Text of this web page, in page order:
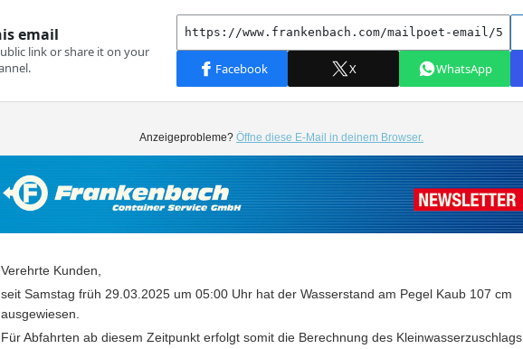
Anzeigeprobleme? Öffne diese E-Mail in deinem Browser.
Verehrte Kunden,
seit Samstag früh 29.03.2025 um 05:00 Uhr hat der Wasserstand am Pegel Kaub 107 cm
ausgewiesen.
Für Abfahrten ab diesem Zeitpunkt erfolgt somit die Berechnung des Kleinwasserzuschlags